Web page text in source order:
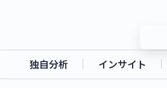
独自分析 インサイト